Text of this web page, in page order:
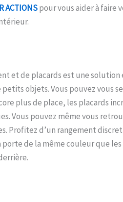
ACTIONSpour vous aider à faire
et de placards est une solution
objets. Vous pouvez vous
plus de place, les placards
Vous pouvez même vous
Profitez d’un rangement
de la même couleur que